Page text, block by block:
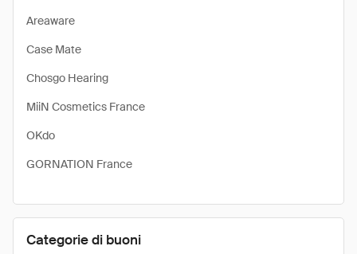
Areaware
Case Mate
Chosgo Hearing
MiiN Cosmetics France
OKdo
GORNATION France
Categorie di buoni